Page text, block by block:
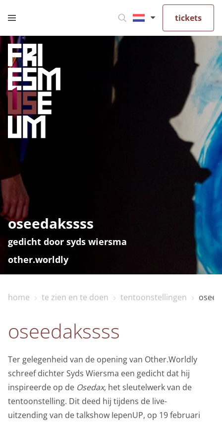
tickets
home
bezoekinfo
te zien en te doen
collectie
oseedakssss
gedicht door syds wiersma
other.worldly
home te zien en te doen tentoonstellingen
oseedakssss
Ter gelegenheid van de opening van Other.Worldly
schreef dichter Syds Wiersma een gedicht dat hij
inspireerde op de Osedax, het sleutelwerk van de
tentoonstelling. Dit deed hij tijdens de live-
uitzending van de talkshow IepenUP, op 19 februari